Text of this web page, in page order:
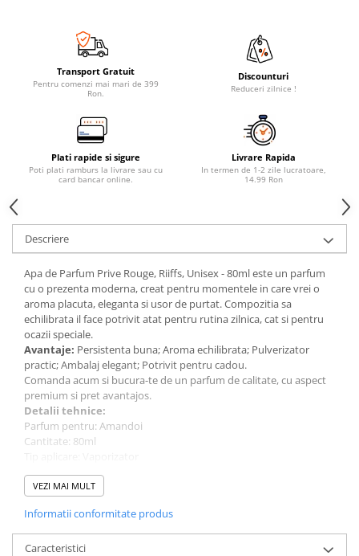
Transport Gratuit
Pentru comenzi mai mari de 399
Ron.
Discounturi
Reduceri zilnice !
Plati rapide si sigure
Poti plati ramburs la livrare sau cu
card bancar online.
Livrare Rapida
In termen de 1-2 zile lucratoare,
14.99 Ron
Descriere
Apa de Parfum Prive Rouge, Riiffs, Unisex - 80ml este un parfum
cu o prezenta moderna, creat pentru momentele in care vrei o
aroma placuta, eleganta si usor de purtat. Compozitia sa
echilibrata il face potrivit atat pentru rutina zilnica, cat si pentru
ocazii speciale.
Avantaje: Persistenta buna; Aroma echilibrata; Pulverizator
practic; Ambalaj elegant; Potrivit pentru cadou.
Comanda acum si bucura-te de un parfum de calitate, cu aspect
premium si pret avantajos.
Detalii tehnice:
Parfum pentru: Amandoi
Cantitate: 80ml
Tip de parfum: Apa de parfum (EDP)
Brand: Riiffs
VEZI MAI MULT
Informatii conformitate produs
Caracteristici